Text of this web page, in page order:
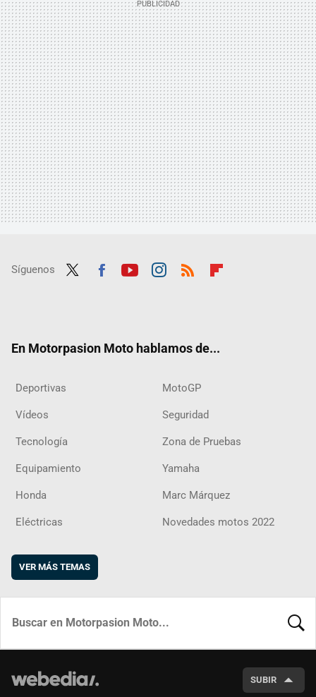
Síguenos
En Motorpasion Moto hablamos de...
Deportivas MotoGP
Vídeos Seguridad
Tecnología Zona de Pruebas
Equipamiento Yamaha
Honda Marc Márquez
Eléctricas Novedades motos 2022
VER MÁS TEMAS
SUBIR